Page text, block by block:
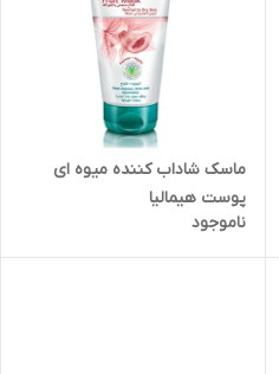
ماسک شاداب کننده میوه ای
پوست هیمالیا
ناموجود